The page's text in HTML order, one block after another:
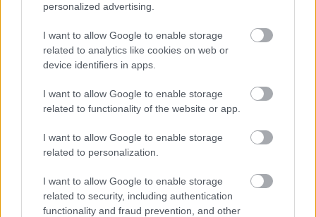
personalized advertising.
I want to allow Google to enable storage
related to analytics like cookies on web or
device identifiers in apps.
I want to allow Google to enable storage
related to functionality of the website or app.
I want to allow Google to enable storage
related to personalization.
I want to allow Google to enable storage
related to security, including authentication
functionality and fraud prevention, and other
az ajtódon – a lelki állapotod, a
„méltóságteljesen kell növekedned, tudod?”